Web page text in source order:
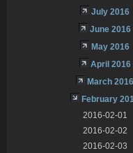
July 2016
June 2016
May 2016
April 2016
March 2016
February
2016-02-01
2016-02-02
2016-02-03